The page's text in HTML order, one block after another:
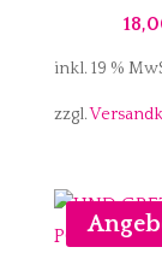
inkl. 19 %
zzgl.